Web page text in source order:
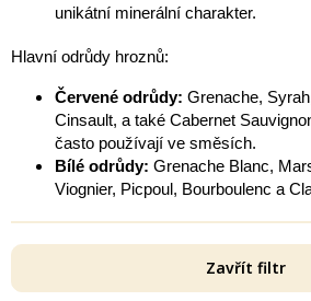
unikátní minerální charakter.
Hlavní odrůdy hroznů:
Červené odrůdy: Grenache,
Cinsault, a také Cabernet
často používají ve směsích.
Bílé odrůdy: Grenache Blanc,
Viognier, Picpoul, Bourboulenc a
Zavřít filtr